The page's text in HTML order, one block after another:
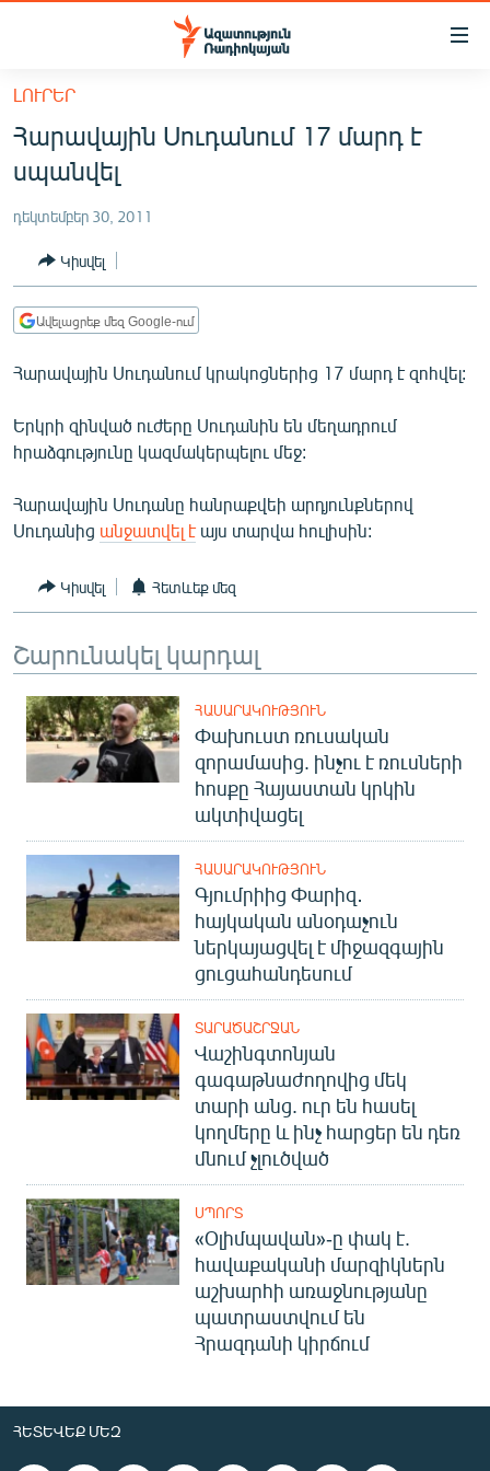
Մատչելիության
հիմնական
բովանդակությանը
հիմնական
մենյուին
ՀԱՅԱՍՏԱՆ
ՔԱՂԱՔԱԿԱՆ
ԸՆՏՐՈՒԹՅՈՒՆՆԵՐ 2026
ԻՐԱՎՈՒՆՔ
ՀԱՍԱՐԱԿՈՒԹՅՈՒՆ
ՂԱՐԱԲԱՂ
ՊԱՏԵՐԱԶՄԻ 6 ՇԱԲԱԹՆԵՐԸ
ՏԱՐԱԾԱՇՐՋԱՆ
ՄԻՋԱԶԳԱՅԻՆ
ՄՇԱԿՈՒՅԹ
ՍՊՈՐՏ
ՏՏ ԵՒ ԻՆՏԵՐՆԵՏ
ԿՈՐՈՆԱՎԻՐՈՒՍ
ԱՐԽԻՎ
ՏԵՍԱՆՅՈՒԹԵՐ
ՁԳՏԵԼՈՎ ԼԱՎԱԳՈՒՅՆԻՆ
ՓՈԴՔԱՍԹ
English
Русский
ՀԵՏԵՎԵՔ ՄԵԶ
«Ազատության» բոլոր կայքերը
ԼՈՒՐԵՐ
Հարավային Սուդանում 17 մարդ է
սպանվել
դեկտեմբեր 30, 2011
Կիսվել
Ավելացրեք մեզ Google-ում
Հարավային Սուդանում կրակոցներից 17 մարդ է զոհվել:
Երկրի զինված ուժերը Սուդանին են մեղադրում
հրաձգությունը կազմակերպելու մեջ:
Հարավային Սուդանը հանրաքվեի արդյունքներով
Սուդանից անջատվել էայս տարվա հուլիսին:
Կիսվել Հետևեք մեզ
Շարունակել կարդալ
ՀԱՍԱՐԱԿՈՒԹՅՈՒՆ
Փախուստ ռուսական
զորամասից. ինչու է ռուսների
հոսքը Հայաստան կրկին
ակտիվացել
ՀԱՍԱՐԱԿՈՒԹՅՈՒՆ
Գյումրիից Փարիզ․
հայկական անօդաչուն
ներկայացվել է միջազգային
ցուցահանդեսում
ՏԱՐԱԾԱՇՐՋԱՆ
Վաշինգտոնյան
գագաթնաժողովից մեկ
տարի անց. ուր են հասել
կողմերը և ինչ հարցեր են դեռ
մնում չլուծված
ՍՊՈՐՏ
«Օլիմպավան»-ը փակ է.
հավաքականի մարզիկներն
աշխարհի առաջնությանը
պատրաստվում են
Հրազդանի կիրճում
ՀԵՏԵՎԵՔ ՄԵԶ